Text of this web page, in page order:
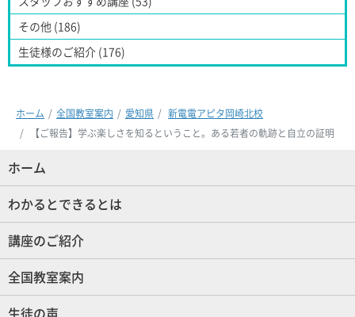
その他 (186)
生徒様のご紹介 (176)
ホーム 全国教室案内 愛知県
新電電アピタ岡崎北校
【ご報告】学ぶ楽しさを知るということ。ある若者の軌跡と自立の証明
ホーム
わかるとできるとは
講座のご紹介
全国教室案内
生徒の声